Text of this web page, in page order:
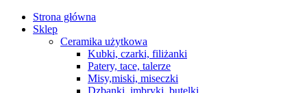
Strona główna
Sklep
Ceramika użytkowa
Kubki, czarki, filiżanki
Patery, tace, talerze
Misy,miski, miseczki
Dzbanki, imbryki, butelki